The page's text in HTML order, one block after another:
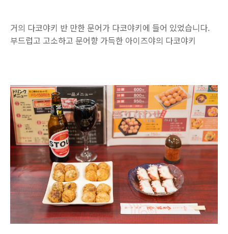
거의 다코야키 반 만한 문어가 다코야키에 들어 있었습니다.
부드럽고 고소하고 문어향 가득한 아이즈야의 다코야키